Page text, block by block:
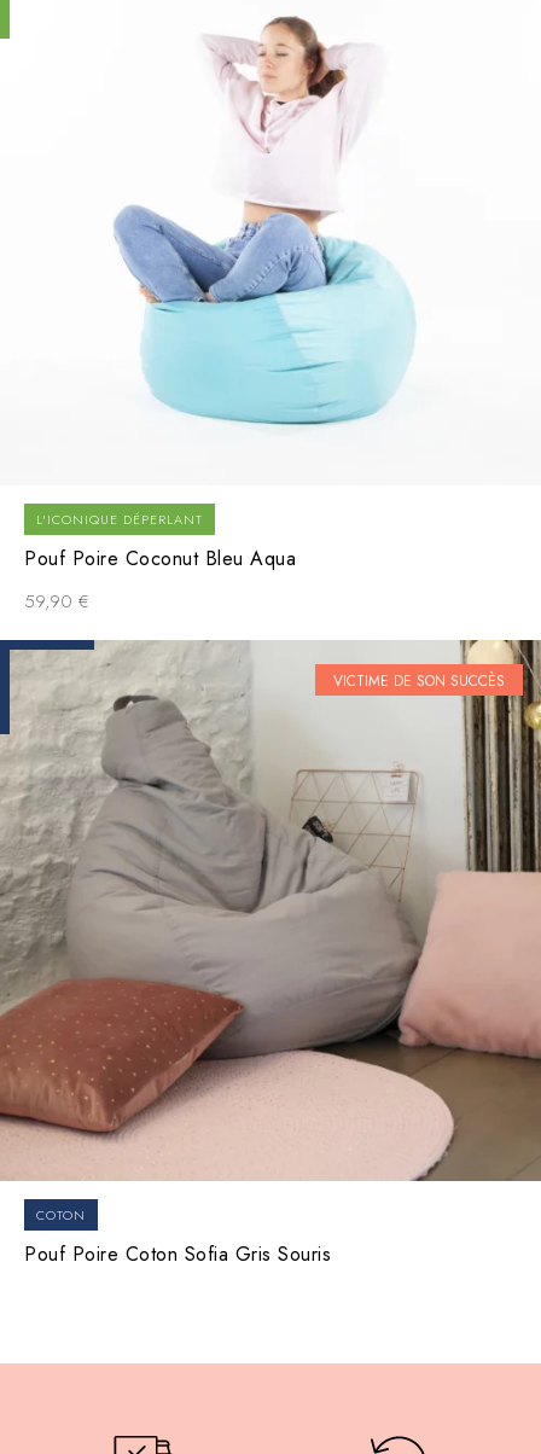
L'ICONIQUE DÉPERLANT
Pouf Poire Coconut Bleu Aqua
59,90 €
COTON
Pouf Poire Coton Sofia Gris Souris
VICTIME DE SON SUCCÈS